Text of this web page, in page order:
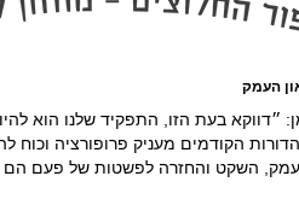
העמק
״דווקא בעת הזו, התפקיד שלנו הוא
הדורות הקודמים מעניק פרופורציה
העמק, השקט והחזרה לפשטות של פעם הם